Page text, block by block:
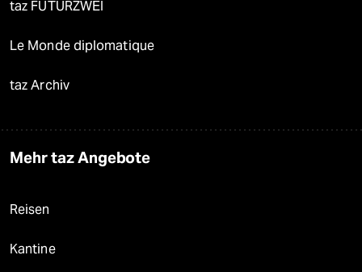
taz FUTURZWEI
Le Monde diplomatique
taz Archiv
Mehr taz Angebote
Reisen
Kantine